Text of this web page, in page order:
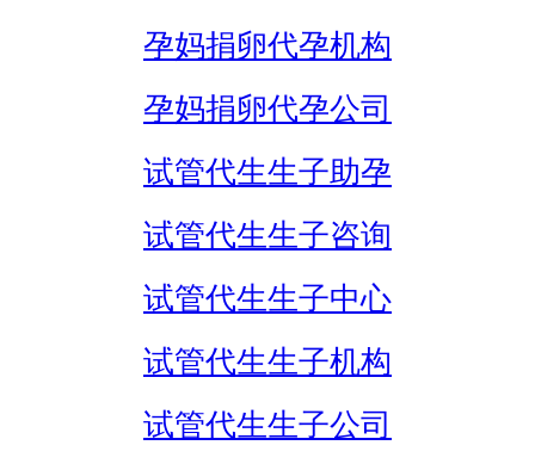
孕妈捐卵代孕机构
孕妈捐卵代孕公司
试管代生生子助孕
试管代生生子咨询
试管代生生子中心
试管代生生子机构
试管代生生子公司